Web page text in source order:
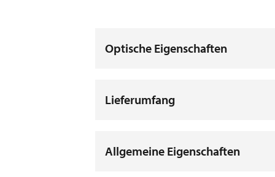
Optische Eigenschaften
Lieferumfang
Allgemeine Eigenschaften